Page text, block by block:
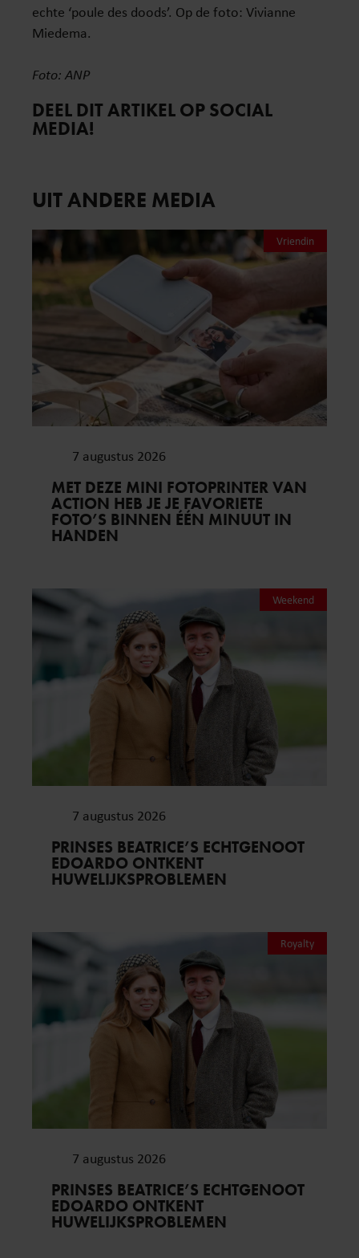
echte ‘poule des doods’. Op de foto: Vivianne
Miedema.
Foto: ANP
DEEL DIT ARTIKEL OP SOCIAL
MEDIA!
UIT ANDERE MEDIA
Vriendin
7 augustus 2026
MET DEZE MINI FOTOPRINTER VAN
ACTION HEB JE JE FAVORIETE
FOTO’S BINNEN ÉÉN MINUUT IN
HANDEN
Weekend
7 augustus 2026
PRINSES BEATRICE’S ECHTGENOOT
EDOARDO ONTKENT
HUWELIJKSPROBLEMEN
Royalty
7 augustus 2026
PRINSES BEATRICE’S ECHTGENOOT
EDOARDO ONTKENT
HUWELIJKSPROBLEMEN